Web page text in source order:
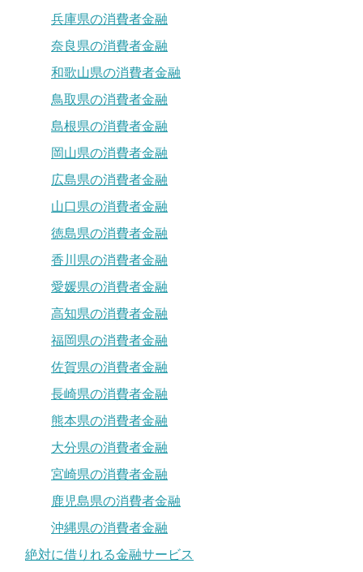
兵庫県の消費者金融
奈良県の消費者金融
和歌山県の消費者金融
鳥取県の消費者金融
島根県の消費者金融
岡山県の消費者金融
広島県の消費者金融
山口県の消費者金融
徳島県の消費者金融
香川県の消費者金融
愛媛県の消費者金融
高知県の消費者金融
福岡県の消費者金融
佐賀県の消費者金融
長崎県の消費者金融
熊本県の消費者金融
大分県の消費者金融
宮崎県の消費者金融
鹿児島県の消費者金融
沖縄県の消費者金融
絶対に借りれる金融サービス